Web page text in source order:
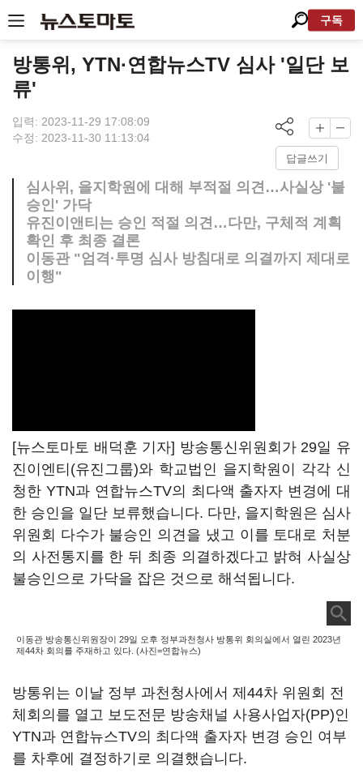
구독
방통위, YTN·연합뉴스TV 심사 '일단 보
류'
입력: 2023-11-29 17:08:09
수정: 2023-11-30 11:13:04
답글쓰기
심사위, 을지학원에 대해 부적절 의견…사실상 '불
승인' 가닥
유진이앤티는 승인 적절 의견…다만, 구체적 계획
확인 후 최종 결론
이동관 "엄격·투명 심사 방침대로 의결까지 제대로
이행"
[뉴스토마토 배덕훈 기자] 방송통신위원회가29일 유
진이엔티 (유진그룹)와 학교법인 을지학원이 각각 신
청한 YTN과 연합뉴스TV의 최다액 출자자 변경에 대
한 승인을 일단 보류했습니다. 다만, 을지학원은 심사
위원회 다수가 불승인 의견을 냈고 이를 토대로 처분
의 사전통지를 한 뒤 최종 의결하겠다고 밝혀 사실상
불승인으로 가닥을 잡은 것으로 해석됩니다.
이동관 방송통신위원장이 29일 오후 정부과천청사 방통위 회의실에서 열린 2023년
제44차 회의를 주재하고 있다. (사진=연합뉴스)
방통위는 이날 정부 과천청사에서 제 44차 위원회 전
체회의를 열고 보도전문 방송채널 사용사업자(PP)인
YTN과 연합뉴스TV의 최다액 출자자 변경 승인 여부
를 차후에 결정하기로 의결했습니다.